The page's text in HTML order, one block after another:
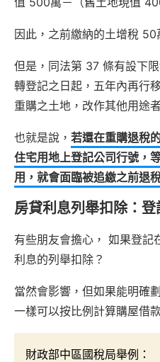
因此，之前繳納的土增稅 50
但是，同法第 37 條有設下
轉登記之日起，五年內再行
重購之土地，改作其他用途
也就是說， 若還在重購退稅
住宅用地上登記公司行號，
用，就會面臨被追繳之前退
房貸利息列舉扣除：
有些朋友會擔心， 如果登記
利息的列舉扣除？
當然會影響，但如果能明確
一樣可以按比例計算購屋借
財政部中區國稅局舉例：